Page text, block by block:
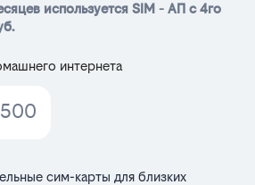
используется SIM - АП с 4го
интернета
500
сим-карты для близких